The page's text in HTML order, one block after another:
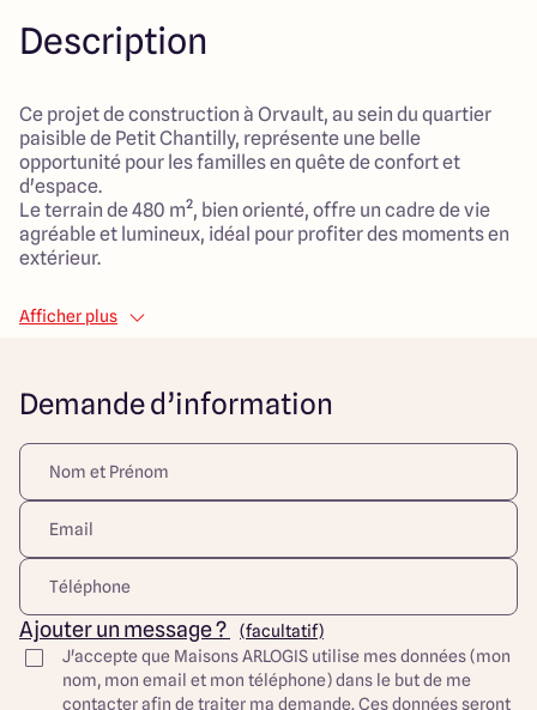
Description
Ce projet de construction à Orvault, au sein du quartier
paisible de Petit Chantilly, représente une belle
opportunité pour les familles en quête de confort et
d'espace.
Le terrain de 480 m², bien orienté, offre un cadre de vie
agréable et lumineux, idéal pour profiter des moments en
extérieur.
La maison de 105 m², conçue dans un style traditionnel, se
compose de 5 pièces dont 3 chambres spacieuses. Le
tranquillité d'un environnement calme à l'accessibilité
des services essentiels. Le cadre est propice à
l'épanouissement des enfants, avec des espaces
extérieurs adaptés.
C'est un lieu de vie idéal où votre famille pourra
s'épanouir en toute sérénité.
Découvrez toutes nos offres et réalisations ARLOGIS sur
notre site Internet. Visuel d'illustration. Le modèle est
totalement adaptable à vos envies et besoins et
personnalisable grâce à de nombreuses options de
Afficher plus
Demande d’information
Ajouter un message ?
(facultatif)
J'accepte que Maisons ARLOGIS utilise mes données (mon
nom, mon email et mon téléphone) dans le but de me
contacter afin de traiter ma demande. Ces données seront